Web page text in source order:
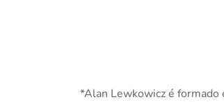
*Alan Lewkowicz é formado